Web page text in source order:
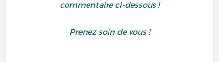
commentaire ci-dessous !
Prenez soin de vous !